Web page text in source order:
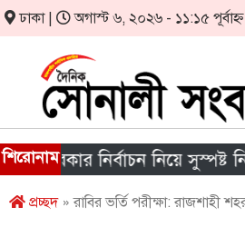
ঢাকা | অগাস্ট ৬, ২০২৬ - ১১:১৫ পূর্বাহ্ন
শিরোনামনির্বাচন নিয়ে সুস্পষ্ট
প্রচ্ছদ» রাবির ভর্তি পরীক্ষা: রাজশাহী